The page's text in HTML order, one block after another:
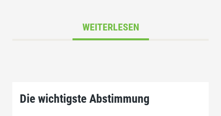
WEITERLESEN
Die wichtigste Abstimmung